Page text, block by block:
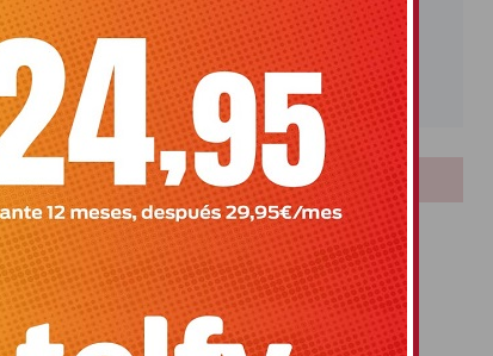
LOTERIAS
Bonoloto
Primitiva
El Gordo
Euromillones
Loteria